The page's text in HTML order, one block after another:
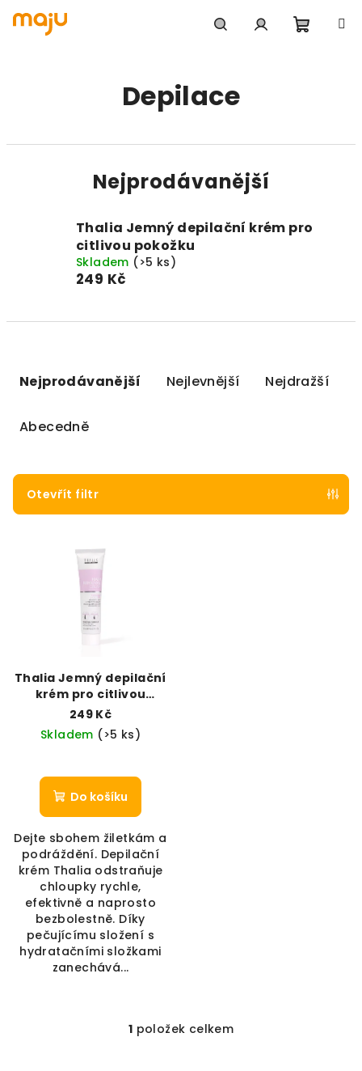
Depilace
Nejprodávanější
Thalia Jemný depilační krém pro
citlivou pokožku
Skladem (>5 ks)
249 Kč
Nejprodávanější Nejlevnější Nejdražší
Abecedně
Otevřít filtr
Thalia Jemný depilační
krém pro citlivou
pokožku
249 Kč
Skladem (>5 ks)
Do košíku
Dejte sbohem žiletkám a
podráždění. Depilační
krém Thalia odstraňuje
chloupky rychle,
efektivně a naprosto
bezbolestně. Díky
pečujícímu složení s
hydratačními složkami
zanechává...
Ovládací prvky
1 položek celkem